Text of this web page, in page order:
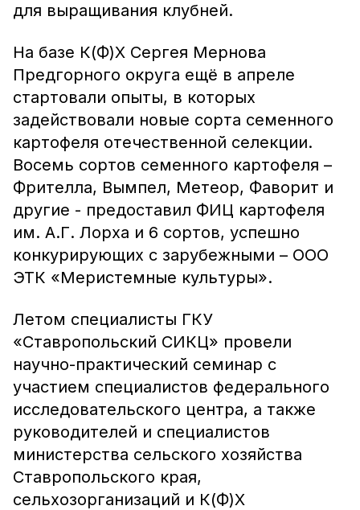
для выращивания клубней.
На базе К(Ф)Х Сергея Мернова
Предгорного округа ещё в апреле
стартовали опыты, в которых
задействовали новые сорта семенного
картофеля отечественной селекции.
Восемь сортов семенного картофеля –
Фрителла, Вымпел, Метеор, Фаворит и
другие - предоставил ФИЦ картофеля
им. А.Г. Лорха и 6 сортов, успешно
конкурирующих с зарубежными – ООО
ЭТК «Меристемные культуры».
Летом специалисты ГКУ
«Ставропольский СИКЦ» провели
научно-практический семинар с
участием специалистов федерального
исследовательского центра, а также
руководителей и специалистов
министерства сельского хозяйства
Ставропольского края,
сельхозорганизаций и К(Ф)Х